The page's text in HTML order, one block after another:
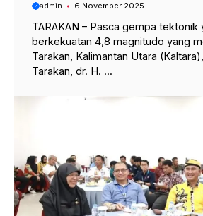
admin 6 November 2025
TARAKAN – Pasca gempa tektonik
berkekuatan 4,8 magnitudo yang
Tarakan, Kalimantan Utara
Tarakan, dr. H. ...